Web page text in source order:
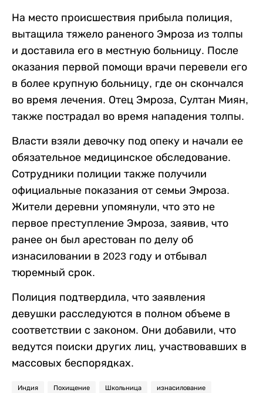
На место происшествия прибыла полиция,
вытащила тяжело раненого Эмроза из толпы
и доставила его в местную больницу. После
оказания первой помощи врачи перевели его
в более крупную больницу, где он скончался
во время лечения. Отец Эмроза, Султан Миян,
также пострадал во время нападения толпы.
Власти взяли девочку под опеку и начали ее
обязательное медицинское обследование.
Сотрудники полиции также получили
официальные показания от семьи Эмроза.
Жители деревни упомянули, что это не
первое преступление Эмроза, заявив, что
ранее он был арестован по делу об
изнасиловании в 2023 году и отбывал
тюремный срок.
Полиция подтвердила, что заявления
девушки расследуются в полном объеме в
соответствии с законом. Они добавили, что
ведутся поиски других лиц, участвовавших в
массовых беспорядках.
Индия Похищение Школьница изнасилование